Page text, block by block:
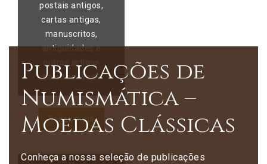
postais antigos,
cartas antigas,
manuscritos,
antiguidades e
colecionáveis.
Saber mais
Publicações de
Numismática –
Moedas Clássicas
Conheça a nossa seleção de publicações